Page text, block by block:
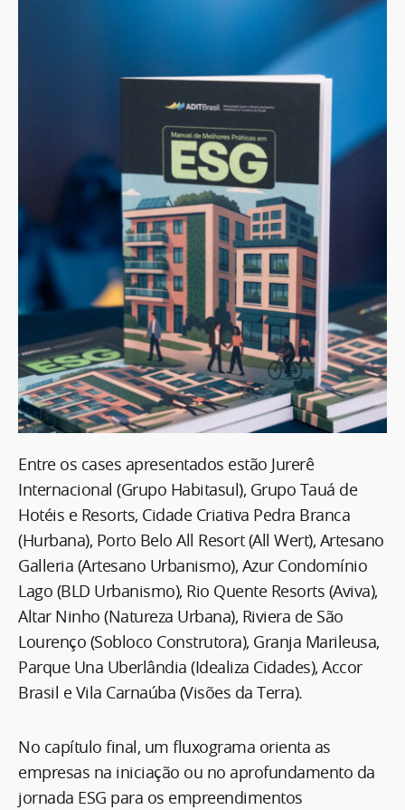
Entre os cases apresentados estão Jurerê
Internacional (Grupo Habitasul), Grupo Tauá de
Hotéis e Resorts, Cidade Criativa Pedra Branca
(Hurbana), Porto Belo All Resort (All Wert), Artesano
Galleria (Artesano Urbanismo), Azur Condomínio
Lago (BLD Urbanismo), Rio Quente Resorts (Aviva),
Altar Ninho (Natureza Urbana), Riviera de São
Lourenço (Sobloco Construtora), Granja Marileusa,
Parque Una Uberlândia (Idealiza Cidades), Accor
Brasil e Vila Carnaúba (Visões da Terra).
No capítulo final, um fluxograma orienta as
empresas na iniciação ou no aprofundamento da
jornada ESG para os empreendimentos